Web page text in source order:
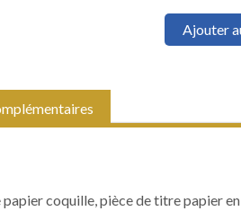
quantité
Le
François
Ajouter
coquille, pièce de titre papier